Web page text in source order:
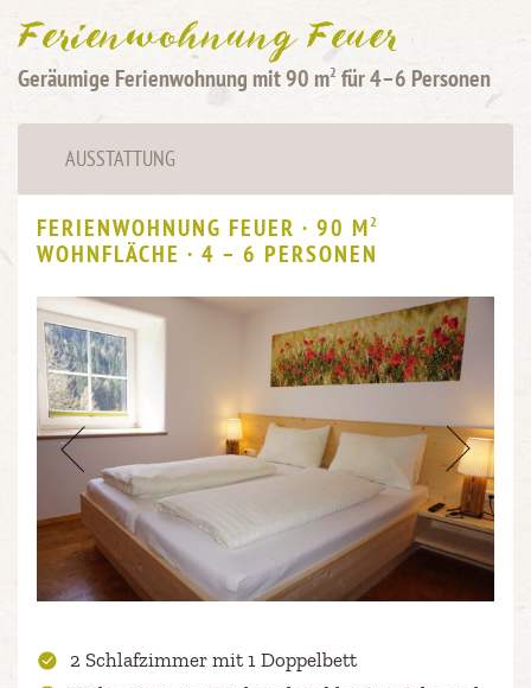
Ferienwohnung Feuer
Geräumige Ferienwohnung mit 90 m2 für 4–6 Personen
AUSSTATTUNG
FERIENWOHNUNG FEUER · 90 M2
WOHNFLÄCHE · 4 – 6 PERSONEN
2 Schlafzimmer mit 1 Doppelbett